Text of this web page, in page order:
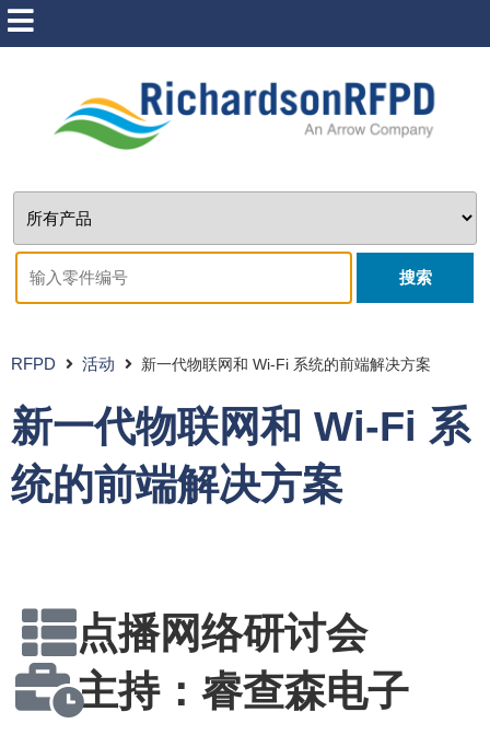
搜索
RFPD 活动 新一代物联网和 Wi-Fi 系统的前端解决方案
新一代物联网和 Wi-Fi 系
统的前端解决方案
点播网络研讨会
主持：睿查森电子